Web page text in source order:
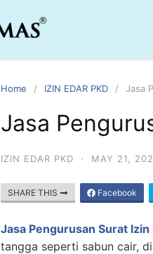
Home IZIN EDAR PKD Jasa
Jasa
IZIN EDAR PKD · MAY 21,
SHARE THIS Facebook
Jasa Pengurusan Surat
tangga seperti sabun cair,